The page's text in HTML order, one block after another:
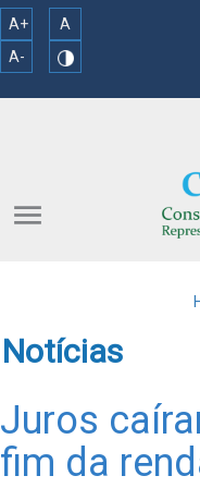
A+
A
A-
menu
Notícias
Juros
fim da